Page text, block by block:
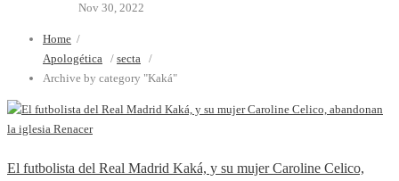
Nov 30, 2022
Home /
Apologética / secta /
Archive by category "Kaká"
El futbolista del Real Madrid Kaká, y su mujer Caroline Celico,